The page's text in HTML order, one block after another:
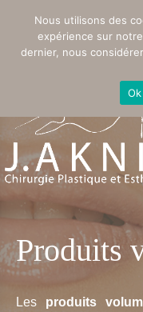
PRENDRE RENDEZ-
Produits
Les produits
Nous utilisons des
expérience sur
dernier, nous
Ok